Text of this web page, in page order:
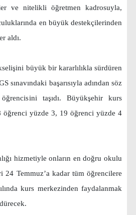
ve nitelikli öğretmen kadrosuyla,
en büyük destekçilerinden
aldı.
büyük bir kararlılıkla sürdüren
sınavındaki başarısıyla adından söz
taşıdı. Büyükşehir kurs
yüzde 3, 19 öğrenci yüzde 4
hizmetiyle onların en doğru okulu
Temmuz’a kadar tüm öğrencilere
kurs merkezinden faydalanmak